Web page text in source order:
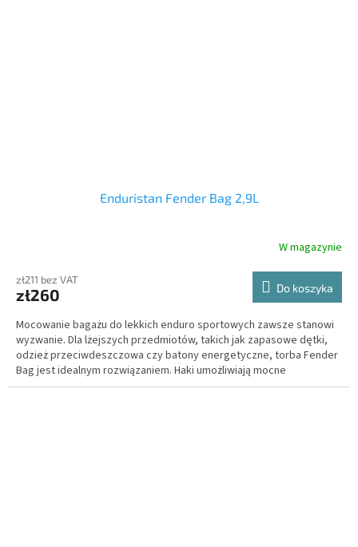
Enduristan Fender Bag 2,9L
W magazynie
zł211 bez VAT
zł260 Do koszyka
Mocowanie bagażu do lekkich enduro sportowych zawsze stanowi
wyzwanie. Dla lżejszych przedmiotów, takich jak zapasowe dętki,
odzież przeciwdeszczowa czy batony energetyczne, torba Fender
Bag jest idealnym rozwiązaniem. Haki umożliwiają mocne
zaciągnięcie paska, zapewniając pewne połączenie z błotnikiem.